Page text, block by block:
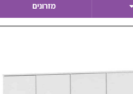
מזרונים